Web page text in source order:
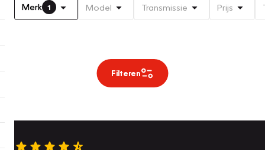
Merk 1 Model Transmissie Prijs
Filteren